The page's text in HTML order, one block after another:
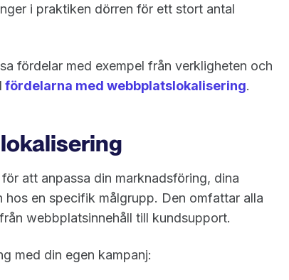
i praktiken dörren för ett stort antal
fördelar med exempel från verkligheten och
fördelarna med webbplatslokalisering.
att anpassa din marknadsföring, dina
en specifik målgrupp. Den omfattar alla
webbplatsinnehåll till kundsupport.
med din egen kampanj: